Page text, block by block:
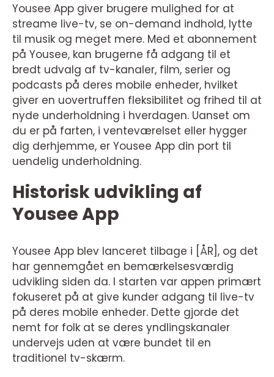
Yousee App giver brugere mulighed for at
streame live-tv, se on-demand indhold, lytte
til musik og meget mere. Med et abonnement
på Yousee, kan brugerne få adgang til et
bredt udvalg af tv-kanaler, film, serier og
podcasts på deres mobile enheder, hvilket
giver en uovertruffen fleksibilitet og frihed til at
nyde underholdning i hverdagen. Uanset om
du er på farten, i venteværelset eller hygger
dig derhjemme, er Yousee App din port til
uendelig underholdning.
Historisk udvikling af
Yousee App
Yousee App blev lanceret tilbage i [ÅR], og det
har gennemgået en bemærkelsesværdig
udvikling siden da. I starten var appen primært
fokuseret på at give kunder adgang til live-tv
på deres mobile enheder. Dette gjorde det
nemt for folk at se deres yndlingskanaler
undervejs uden at være bundet til en
traditionel tv-skærm.